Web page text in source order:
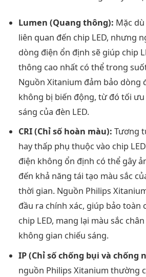
Lumen (Quang thông): Mặc
liên quan đến chip LED, nhưng
dòng điện ổn định sẽ giúp chip
thông cao nhất có thể trong
Nguồn Xitanium đảm bảo dòng
không bị biến động, từ đó tối
sáng của đèn LED.
CRI (Chỉ số hoàn màu): Tương
hay thấp phụ thuộc vào chip
điện không ổn định có thể gây
đến khả năng tái tạo màu sắc
thời gian. Nguồn Philips
đầu ra chính xác, giúp bảo toàn
chip LED, mang lại màu sắc
không gian chiếu sáng.
IP (Chỉ số chống bụi và chống
nguồn Philips Xitanium thường